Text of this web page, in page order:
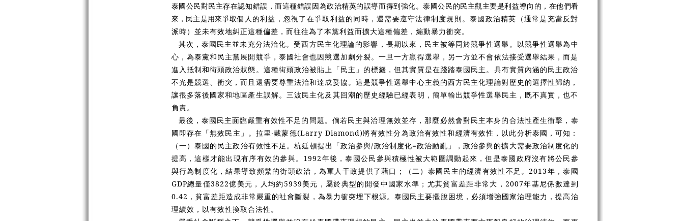
泰國公民對民主存在認知錯誤，而這種錯誤因為政治精英的誤導而得到強化。泰國公民的民主觀主要是利益導向的，在他們看
來，民主是用來爭取個人的利益，忽視了在爭取利益的同時，還需要遵守法律制度規則。泰國政治精英（通常是充當反對
派時）並未有效地糾正這種偏差，而往往為了本黨利益而擴大這種偏差，煽動暴力衝突。
其次，泰國民主並未充分法治化。受西方民主化理論的影響，長期以來，民主被等同於競爭性選舉。以競爭性選舉為中
心，為泰黨和民主黨展開競爭，泰國社會也因競選加劇分裂。一旦一方贏得選舉，另一方並不會依法接受選舉結果，而是
進入抵制和街頭政治狀態。這種街頭政治被貼上「民主」的標籤，但其實質是在踐踏泰國民主。具有實質內涵的民主政治
不光是競選、衝突，而且還需要尊重法治和達成妥協。這是競爭性選舉中心主義的西方民主化理論對歷史的選擇性歸納，
讓很多落後國家和地區產生誤解。三波民主化及其回潮的歷史經驗已經表明，簡單輸出競爭性選舉民主，既不真實，也不
負責。
最後，泰國民主面臨嚴重有效性不足的問題。倘若民主與治理無效並存，那麼必然會對民主本身的合法性產生衝擊，泰
國即存在「無效民主」。拉里‧戴蒙德(Larry Diamond)將有效性分為政治有效性和經濟有效性，以此分析泰國，可知：
（一）泰國的民主政治有效性不足。杭廷頓提出「政治參與/政治制度化=政治動亂」，政治參與的擴大需要政治制度化的
提高，這樣才能出現有序有效的參與。1992年後，泰國公民參與積極性被大範圍調動起來，但是泰國政府沒有將公民參
與行為制度化，結果導致頻繁的街頭政治，為軍人干政提供了藉口；（二）泰國民主的經濟有效性不足。2013年，泰國
GDP總量僅3822億美元，人均約5939美元，屬於典型的開發中國家水準；尤其貧富差距非常大，2007年基尼係數達到
0.42，貧富差距造成非常嚴重的社會斷裂，為暴力衝突埋下根源。泰國民主要擺脫困境，必須增強國家治理能力，提高治
理績效，以有效性換取合法性。